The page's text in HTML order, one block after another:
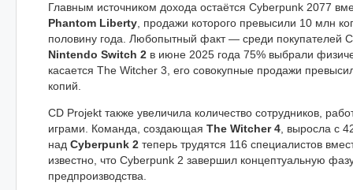
Главным источником дохода остаётся Cyberpunk 2077
Phantom Liberty, продажи которого превысили 10 млн
половину года. Любопытный факт — среди покупателей
Nintendo Switch 2 в июне 2025 года 75% выбрали
касается The Witcher 3, его совокупные продажи
копий.
CD Projekt также увеличила количество сотрудников,
играми. Команда, создающая The Witcher 4, выросла с
над Cyberpunk 2 теперь трудятся 116 специалистов
известно, что Cyberpunk 2 завершил концептуальную
предпроизводства.